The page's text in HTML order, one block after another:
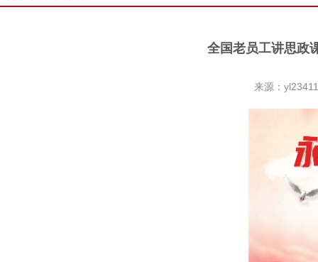
全国老员工讲思政
来源：